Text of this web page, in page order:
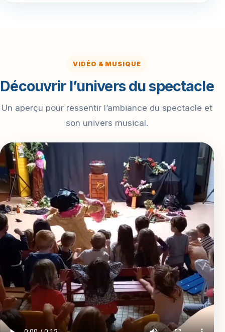
VIDÉO & MUSIQUE
Découvrir l’univers du spectacle
Un aperçu pour ressentir l’ambiance du spectacle et
son univers musical.